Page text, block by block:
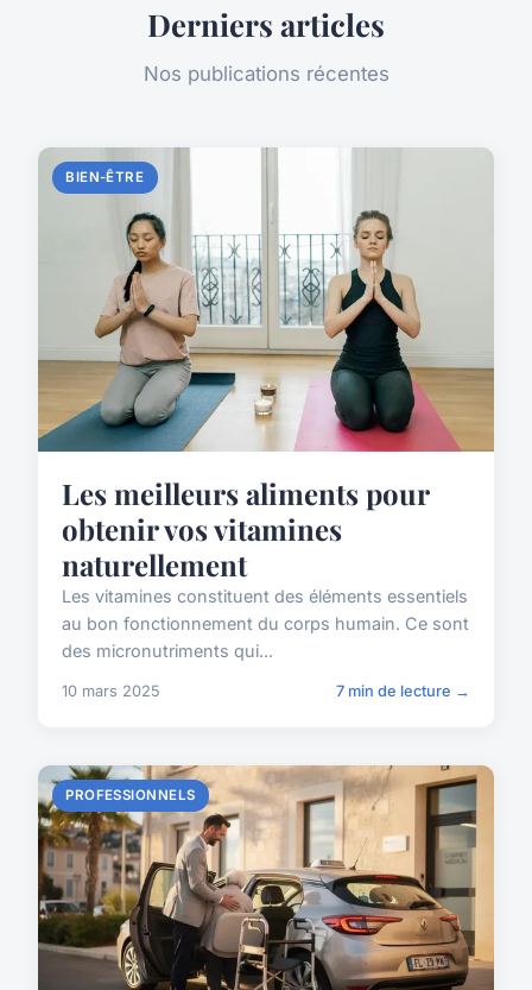
Derniers articles
Nos publications récentes
BIEN-ÊTRE
Les meilleurs aliments pour
obtenir vos vitamines
naturellement
Les vitamines constituent des éléments essentiels
au bon fonctionnement du corps humain. Ce sont
des micronutriments qui...
10 mars 2025 7 min de lecture →
PROFESSIONNELS